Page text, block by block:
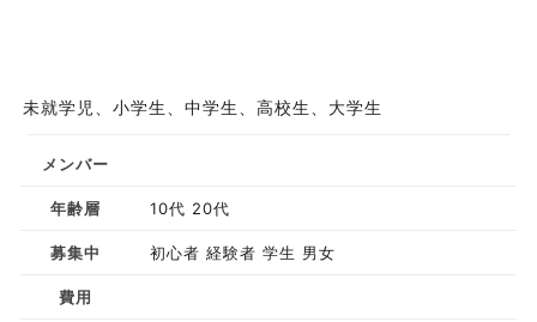
未就学児、小学生、中学生、高校生、大学生
メンバー
年齢層 10代 20代
募集中 初心者 経験者 学生 男女
費用